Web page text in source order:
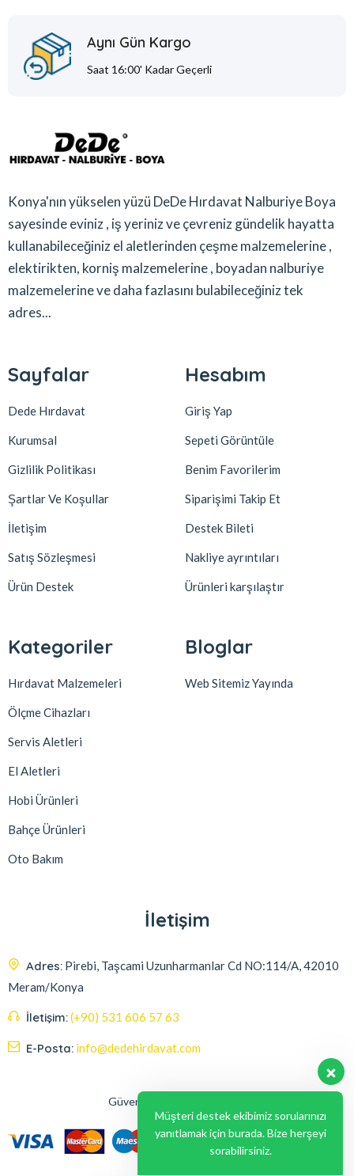
Aynı Gün Kargo
Saat 16:00' Kadar Geçerli
Konya'nın yükselen yüzü DeDe Hırdavat Nalburiye Boya
sayesinde eviniz , iş yeriniz ve çevreniz gündelik hayatta
kullanabileceğiniz el aletlerinden çeşme malzemelerine ,
elektirikten, korniş malzemelerine , boyadan nalburiye
malzemelerine ve daha fazlasını bulabileceğiniz tek
adres...
Sayfalar
Dede Hırdavat
Kurumsal
Gizlilik Politikası
Şartlar Ve Koşullar
İletişim
Satış Sözleşmesi
Ürün Destek
Hesabım
Giriş Yap
Sepeti Görüntüle
Benim Favorilerim
Siparişimi Takip Et
Destek Bileti
Nakliye ayrıntıları
Ürünleri karşılaştır
Kategoriler
Hırdavat Malzemeleri
Ölçme Cihazları
Servis Aletleri
El Aletleri
Hobi Ürünleri
Bahçe Ürünleri
Oto Bakım
Bloglar
Web Sitemiz Yayında
İletişim
Adres: Pirebi, Taşcami Uzunharmanlar Cd NO:114/A, 42010
Meram/Konya
İletişim:(+90) 531 606 57 63
E-Posta: info@dedehirdavat.com
Güvenli Ödeme Seçenekleri
Müşteri destek ekibimiz sorularınızı
yanıtlamak için burada. Bize herşeyi
sorabilirsiniz.